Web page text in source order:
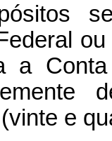
a
e